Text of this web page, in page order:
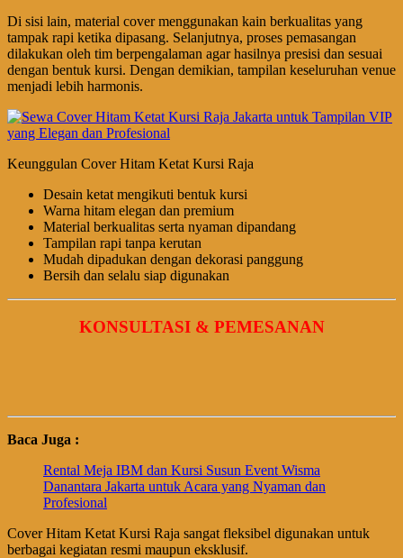
Di sisi lain, material cover menggunakan kain berkualitas yang
tampak rapi ketika dipasang. Selanjutnya, proses pemasangan
dilakukan oleh tim berpengalaman agar hasilnya presisi dan sesuai
dengan bentuk kursi. Dengan demikian, tampilan keseluruhan venue
menjadi lebih harmonis.
Keunggulan Cover Hitam Ketat Kursi Raja
Desain ketat mengikuti bentuk kursi
Warna hitam elegan dan premium
Material berkualitas serta nyaman dipandang
Tampilan rapi tanpa kerutan
Mudah dipadukan dengan dekorasi panggung
Bersih dan selalu siap digunakan
KONSULTASI & PEMESANAN
Baca Juga :
Rental Meja IBM dan Kursi Susun Event Wisma
Danantara Jakarta untuk Acara yang Nyaman dan
Profesional
Cover Hitam Ketat Kursi Raja sangat fleksibel digunakan untuk
berbagai kegiatan resmi maupun eksklusif.